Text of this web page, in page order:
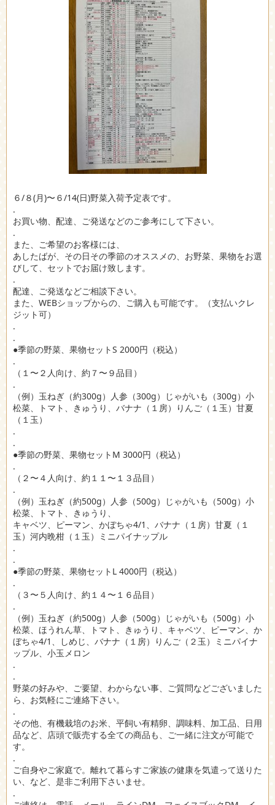
６/８(月)〜６/14(日)野菜入荷予定表です。
.
お買い物、配達、ご発送などのご参考にして下さい。
.
また、ご希望のお客様には、
あしたばが、その日その季節のオススメの、お野菜、果物をお選
びして、セットでお届け致します。
.
配達、ご発送などご相談下さい。
また、WEBショップからの、ご購入も可能です。（支払いクレ
ジット可）
.
.
●季節の野菜、果物セットS 2000円（税込）
.
（１〜２人向け、約７〜９品目）
.
（例）玉ねぎ（約300g）人参（300g）じゃがいも（300g）小
松菜、トマト、きゅうり、バナナ（１房）りんご（１玉）甘夏
（１玉）
.
.
●季節の野菜、果物セットM 3000円（税込）
.
（２〜４人向け、約１１〜１３品目）
.
（例）玉ねぎ（約500g）人参（500g）じゃがいも（500g）小
松菜、トマト、きゅうり、
キャベツ、ピーマン、かぼちゃ4/1、バナナ（１房）甘夏（１
玉）河内晩柑（１玉）ミニパイナップル
.
.
●季節の野菜、果物セットL 4000円（税込）
.
（３〜５人向け、約１４〜１６品目）
.
（例）玉ねぎ（約500g）人参（500g）じゃがいも（500g）小
松菜、ほうれん草、トマト、きゅうり、キャベツ、ピーマン、か
ぼちゃ4/1、しめじ、バナナ（１房）りんご（２玉）ミニパイナ
ップル、小玉メロン
.
.
野菜の好みや、ご要望、わからない事、ご質問などございました
ら、お気軽にご連絡下さい。
.
その他、有機栽培のお米、平飼い有精卵、調味料、加工品、日用
品など、店頭で販売する全ての商品も、ご一緒に注文が可能で
す。
.
ご自身やご家庭で。離れて暮らすご家族の健康を気遣って送りた
い、など、是非ご利用下さいませ。
.